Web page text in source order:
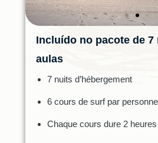
Incluído no pacote de 7
aulas
7 nuits d’hébergement
6 cours de surf par personne
Chaque cours dure 2